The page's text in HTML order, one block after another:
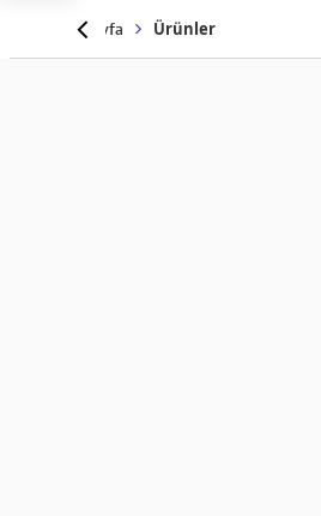
Anasayfa Ürünler